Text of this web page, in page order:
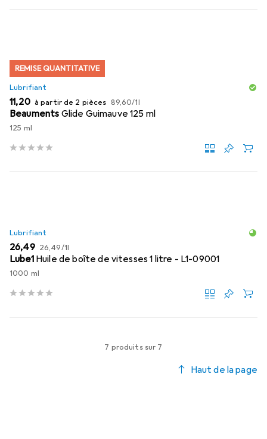
REMISE QUANTITATIVE
Lubrifiant
EUR
11,20 à partir de 2 pièces EUR
89,60/1l
Beauments Glide Guimauve 125 ml
125 ml
Lubrifiant
EUR
26,49 EUR
26,49/1l
Lube1 Huile de boîte de vitesses 1 litre - L1-09001
1000 ml
7 produits sur 7
Haut de la page